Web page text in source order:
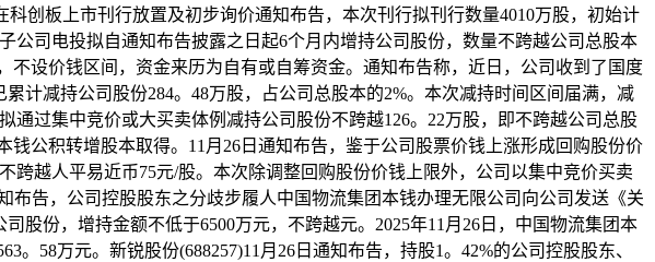
创板上市刊行放置及初步询价通知布告，本次刊行拟刊行数量4010万股，初始计
公司电投拟自通知布告披露之日起6个月内增持公司股份，数量不跨越公司总股本
不设价钱区间，资金来历为自有或自筹资金。通知布告称，近日，公司收到了国度
计减持公司股份284。48万股，占公司总股本的2%。本次减持时间区间届满，减
过集中竞价或大买卖体例减持公司股份不跨越126。22万股，即不跨越公司总股
钱公积转增股本取得。11月26日通知布告，鉴于公司股票价钱上涨形成回购股份价
越人平易近币75元/股。本次除调整回购股份价钱上限外，公司以集中竞价买卖
布告，公司控股股东之分歧步履人中国物流集团本钱办理无限公司向公司发送《关
股份，增持金额不低于6500万元，不跨越元。2025年11月26日，中国物流集团本
58万元。新锐股份(688257)11月26日通知布告，持股1。42%的公司控股股东、